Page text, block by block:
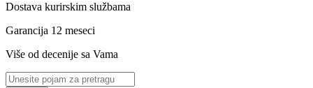
Dostava kurirskim službama
Garancija 12 meseci
Više od decenije sa Vama